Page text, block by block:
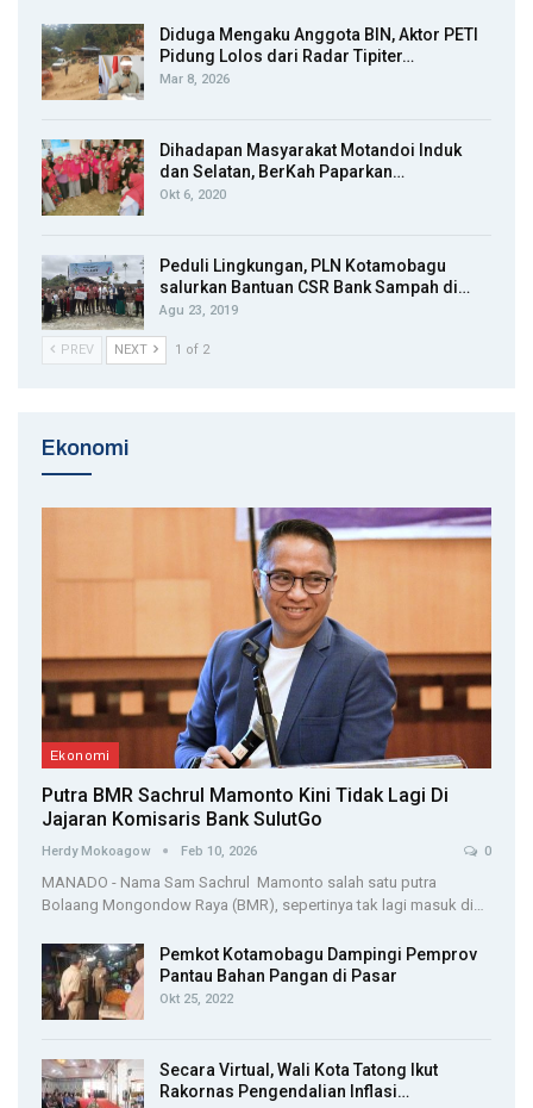
Diduga Mengaku Anggota BIN, Aktor PETI
Pidung Lolos dari Radar Tipiter…
Mar 8, 2026
Dihadapan Masyarakat Motandoi Induk
dan Selatan, BerKah Paparkan…
Okt 6, 2020
Peduli Lingkungan, PLN Kotamobagu
salurkan Bantuan CSR Bank Sampah di…
Agu 23, 2019
PREV NEXT 1 of 2
Ekonomi
Ekonomi
Putra BMR Sachrul Mamonto Kini Tidak Lagi Di
Jajaran Komisaris Bank SulutGo
Herdy Mokoagow Feb 10, 2026 0
MANADO - Nama Sam Sachrul Mamonto salah satu putra
Bolaang Mongondow Raya (BMR), sepertinya tak lagi masuk di…
Pemkot Kotamobagu Dampingi Pemprov
Pantau Bahan Pangan di Pasar
Okt 25, 2022
Secara Virtual, Wali Kota Tatong Ikut
Rakornas Pengendalian Inflasi…